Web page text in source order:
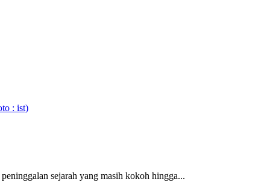
sejarah yang masih kokoh hingga...